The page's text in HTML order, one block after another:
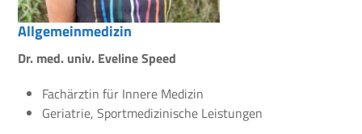
Allgemeinmedizin
Dr. med. univ. Eveline Speed
Fachärztin für Innere Medizin
Geriatrie, Sportmedizinische Leistungen